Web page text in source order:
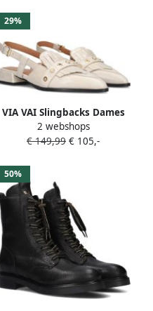
29%
VIA VAI Slingbacks Dames
Jazz Tammi Maat: 41
Materiaal: Leer Kleur: Beige
2 webshops
€ 149,99 € 105,-
50%